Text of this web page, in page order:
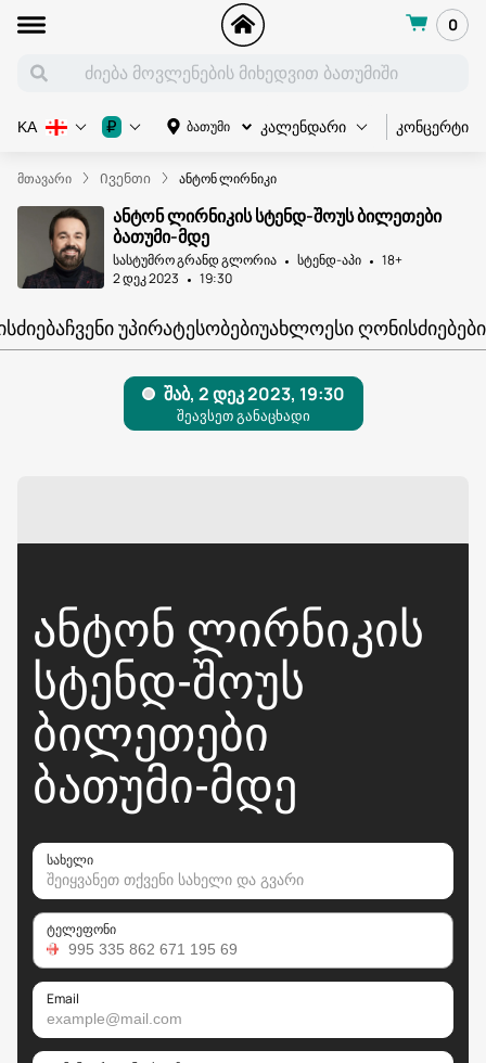
0
ბათუმი კალენდარი კონცერტი
KA ₽
მთავარი Ივენთი ანტონ ლირნიკი
ანტონ ლირნიკის სტენდ-შოუს ბილეთები
ბათუმი-მდე
სასტუმრო გრანდ გლორია სტენდ-აპი
18+
2 დეკ 2023
19:30
ᲩᲕᲔᲜᲘ ᲣᲞᲘᲠᲐᲢᲔᲡᲝᲑᲔᲑᲘᲣᲐᲮᲚᲝᲔᲡᲘ ᲦᲝᲜᲘᲡᲫᲘᲔᲑᲔᲑᲘ
ᲐᲜᲢᲝᲜ ᲚᲘᲠᲜᲘᲙᲘᲡ
ᲡᲢᲔᲜᲓ-ᲨᲝᲣᲡ
ᲑᲘᲚᲔᲗᲔᲑᲘ
ᲑᲐᲗᲣᲛᲘ-ᲛᲓᲔ
სახელი
ტელეფონი
Email